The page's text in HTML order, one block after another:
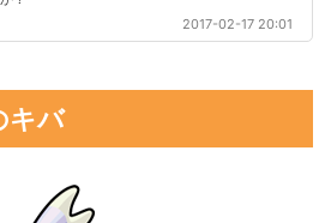
2017-02-17 20:01
キバ